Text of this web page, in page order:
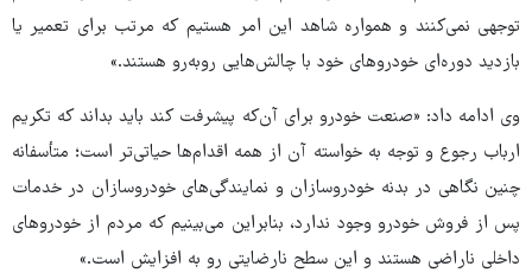
توجهی نمی‌کنند و همواره شاهد این امر هستیم که مرتب برای تعمیر یا
بازدید دوره‌ای خودروهای خود با چالش‌هایی روبه‌رو هستند.»
وی ادامه داد: «صنعت خودرو برای آن‌که پیشرفت کند باید بداند که تکریم
ارباب رجوع و توجه به خواسته آن از همه اقدام‌ها حیاتی‌تر است؛ متأسفانه
چنین نگاهی در بدنه خودروسازان و نمایندگی‌های خودروسازان در خدمات
پس از فروش خودرو وجود ندارد، بنابراین می‌بینیم که مردم از خودروهای
داخلی ناراضی هستند و این سطح نارضایتی رو به افزایش است.»